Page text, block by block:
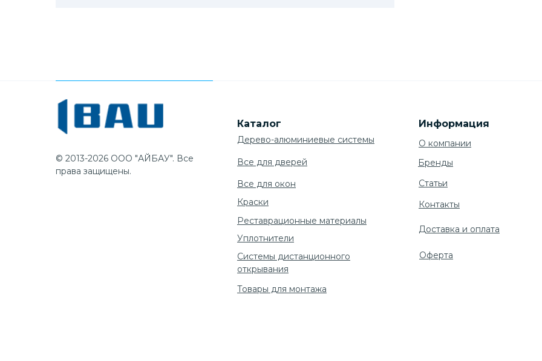
Каталог Информация
Дерево-алюминиевые системы
Все для дверей
Все для окон
Товары для монтажа
Реставрационные материалы
Уплотнители
© 2013-2026 ООО "АЙБАУ". Все
права защищены.
О компании
Cтатьи
Контакты
Доставка и оплата
Оферта
Системы дистанционного
открывания
Краски
Бренды